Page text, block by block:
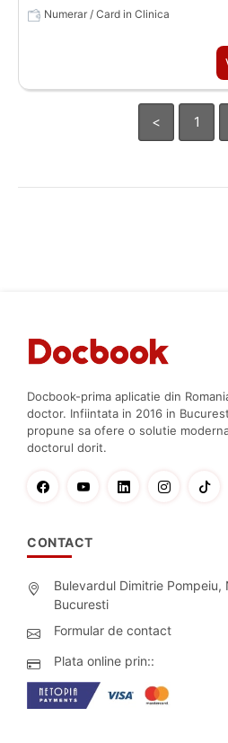
Numerar / Card in Clinica
< 1
Docbook-prima aplicatie din
doctor. Infiintata in 2016 in
propune sa ofere o solutie
doctorul dorit.
CONTACT
Bulevardul Dimitrie Pompeiu,
Bucuresti
Formular de contact
Plata online prin::